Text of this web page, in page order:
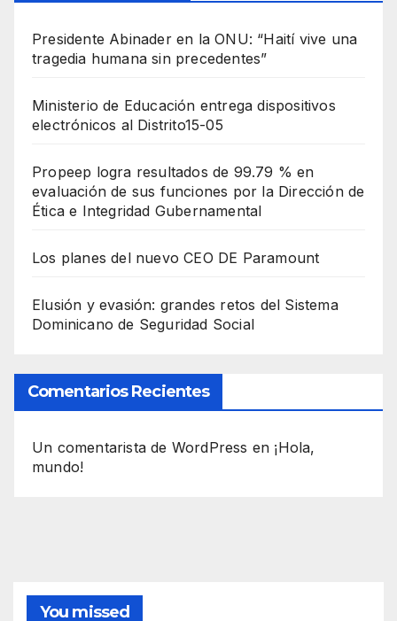
Presidente Abinader en la ONU: “Haití vive una
tragedia humana sin precedentes”
Ministerio de Educación entrega dispositivos
electrónicos al Distrito15-05
Propeep logra resultados de 99.79 % en
evaluación de sus funciones por la Dirección de
Ética e Integridad Gubernamental
Los planes del nuevo CEO DE Paramount
Elusión y evasión: grandes retos del Sistema
Dominicano de Seguridad Social
Comentarios Recientes
Un comentarista de WordPress en ¡Hola,
mundo!
You missed